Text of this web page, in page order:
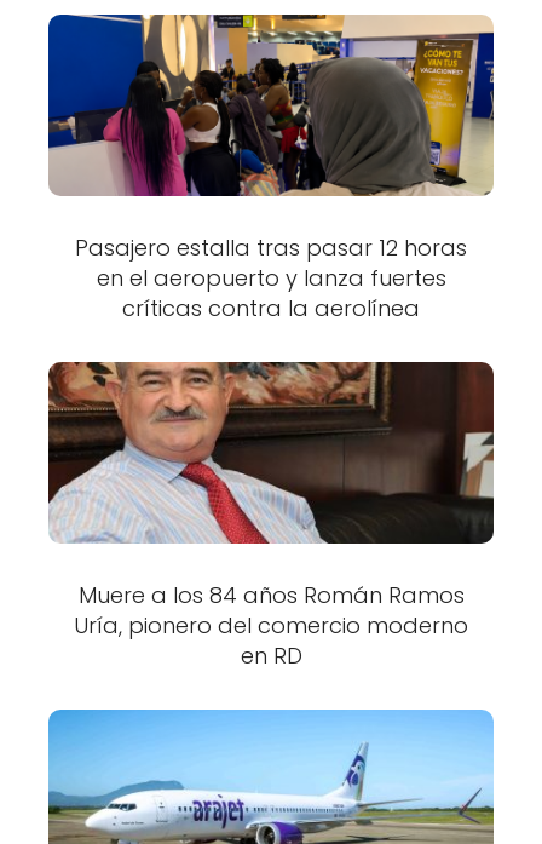
Pasajero estalla tras pasar 12 horas
en el aeropuerto y lanza fuertes
críticas contra la aerolínea
Muere a los 84 años Román Ramos
Uría, pionero del comercio moderno
en RD